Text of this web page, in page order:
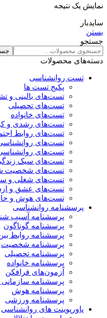
نمایش یک نتیجه
سایدبار
بستن
جستجو
دسته‌های محصولات
تست روانشناسی
پکیج تست ها
تست‌های بالینی و
تست‌های تحصیلی
تست‌های خانواده
تست‌های رشدی و
تست‌های روابط
تست‌های
تست‌های
تست‌های سبک
تست‌های شخصیت
تست‌های شغلی و
تست‌های عشق و
تست‌های هوش و
پرسشنامه روانشناسی
پرسشنامه آسیب
پرسشنامه گوناگون
پرسشنامه روابط
پرسشنامه شخصیت
پرسشنامه تحصیلی
پرسشنامه خانواده
آزمون‌های فرافکن
پرسشنامه
پرسشنامه هوش
پرسشنامه ورزشی
پاورپوینت های روانشناسی